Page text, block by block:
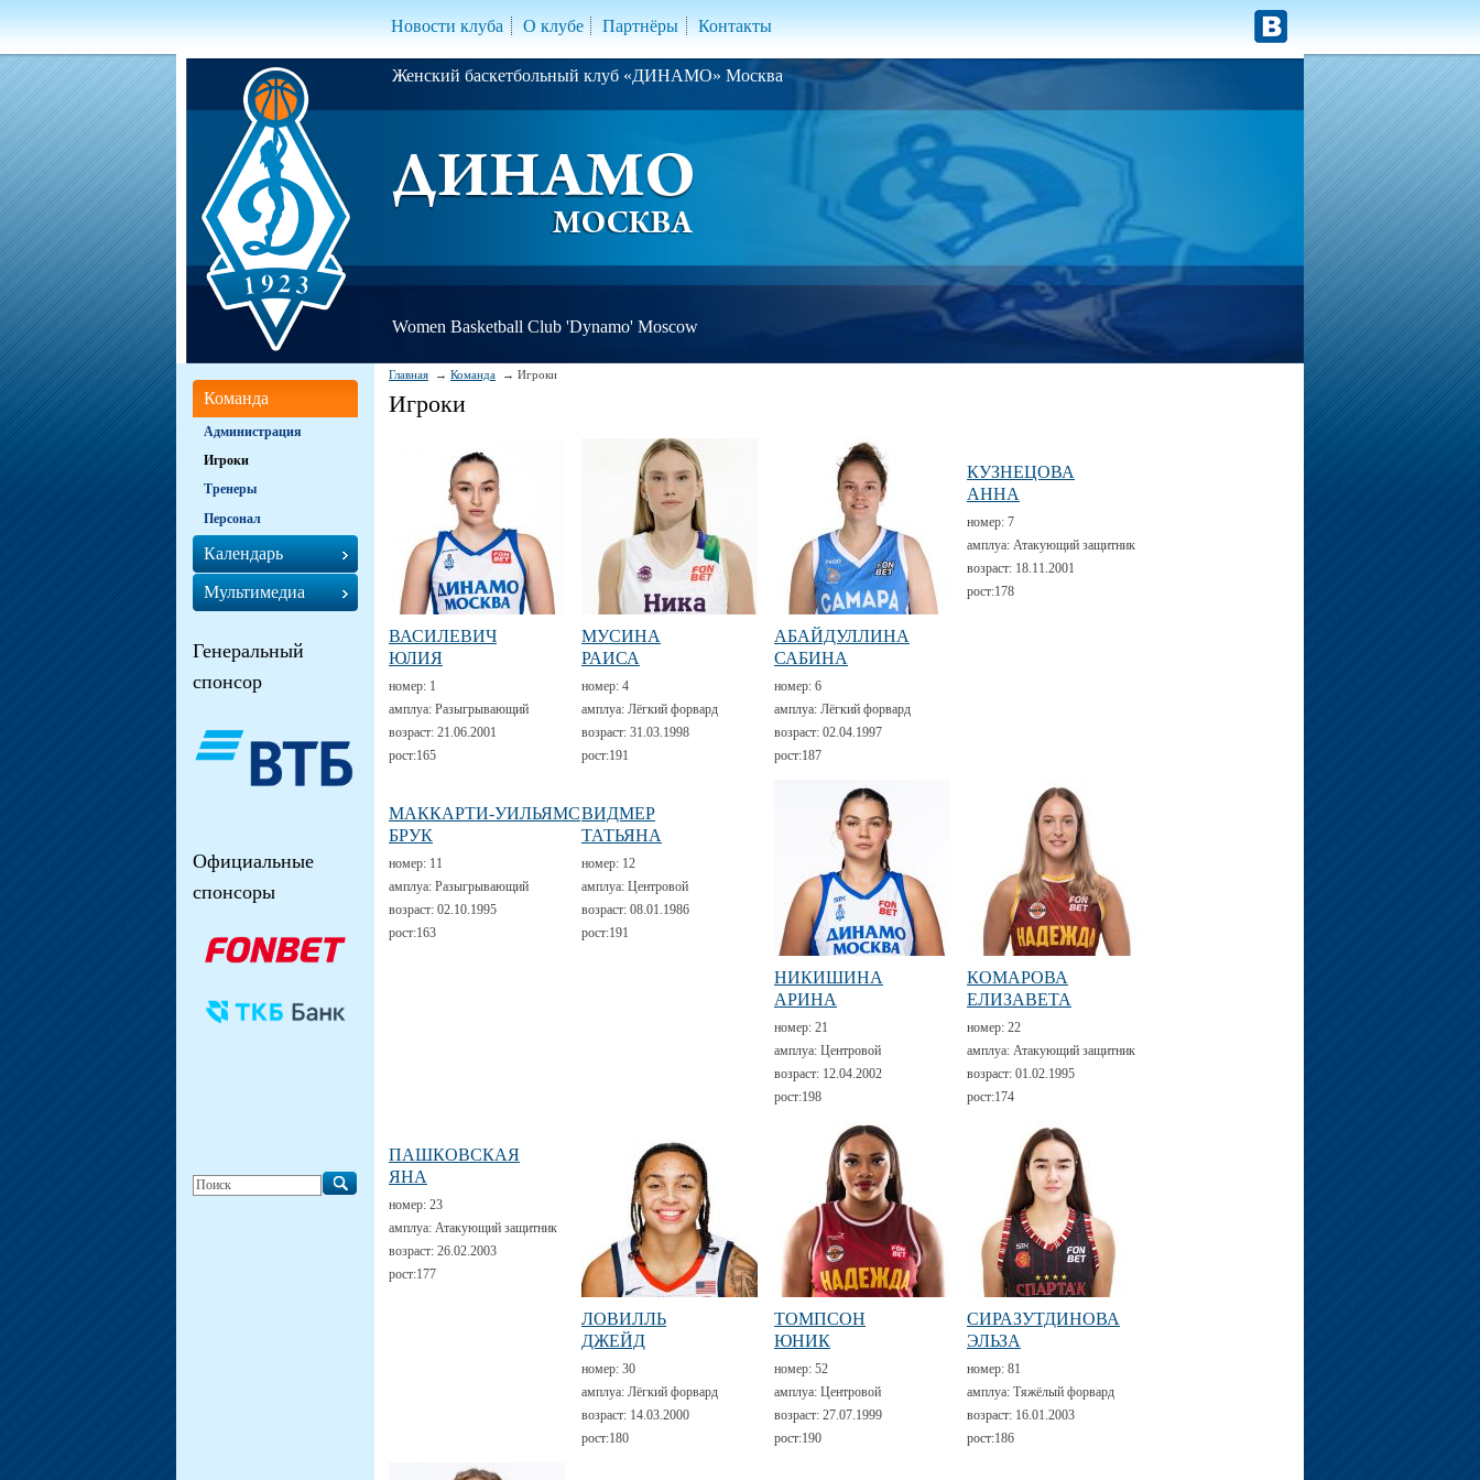
Новости клуба О клубе Партнёры Контакты
Женский баскетбольный клуб «ДИНАМО» Москва
Women Basketball Club 'Dynamo' Moscow
Главная Команда Игроки
Игроки
ВАСИЛЕВИЧ
ЮЛИЯ
номер: 1
амплуа: Разыгрывающий
возраст: 21.06.2001
рост:165
МУСИНА
РАИСА
номер: 4
амплуа: Лёгкий форвард
возраст: 31.03.1998
рост:191
АБАЙДУЛЛИНА
САБИНА
номер: 6
амплуа: Лёгкий форвард
возраст: 02.04.1997
рост:187
КУЗНЕЦОВА
АННА
номер: 7
амплуа: Атакующий защитник
возраст: 18.11.2001
рост:178
МАККАРТИ-УИЛЬЯМС
БРУК
номер: 11
амплуа: Разыгрывающий
возраст: 02.10.1995
рост:163
ВИДМЕР
ТАТЬЯНА
номер: 12
амплуа: Центровой
возраст: 08.01.1986
рост:191
НИКИШИНА
АРИНА
номер: 21
амплуа: Центровой
возраст: 12.04.2002
рост:198
КОМАРОВА
ЕЛИЗАВЕТА
номер: 22
амплуа: Атакующий защитник
возраст: 01.02.1995
рост:174
ПАШКОВСКАЯ
ЯНА
номер: 23
амплуа: Атакующий защитник
возраст: 26.02.2003
рост:177
ЛОВИЛЛЬ
ДЖЕЙД
номер: 30
амплуа: Лёгкий форвард
возраст: 14.03.2000
рост:180
ТОМПСОН
ЮНИК
номер: 52
амплуа: Центровой
возраст: 27.07.1999
рост:190
СИРАЗУТДИНОВА
ЭЛЬЗА
номер: 81
амплуа: Тяжёлый форвард
возраст: 16.01.2003
рост:186
Команда
Администрация
Игроки
Тренеры
Персонал
Календарь
Мультимедиа
Генеральный
спонсор
Официальные
спонсоры